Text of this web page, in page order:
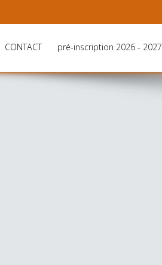
CONTACT pré-inscription 2026 - 2027